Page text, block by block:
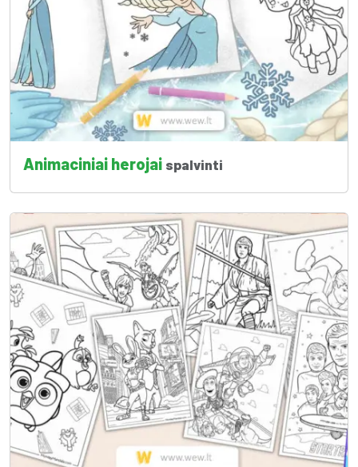
Animaciniai herojai spalvinti